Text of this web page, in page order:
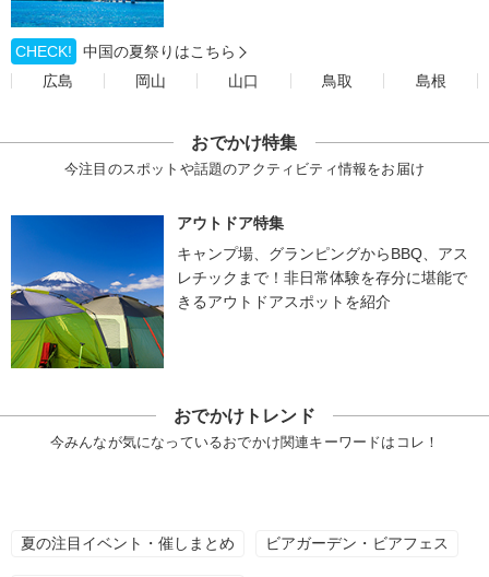
CHECK!
中国の夏祭りはこちら
広島
岡山 山口 鳥取 島根
おでかけ特集
今注目のスポットや話題のアクティビティ情報をお届け
アウトドア特集
キャンプ場、グランピングからBBQ、アス
レチックまで！非日常体験を存分に堪能で
きるアウトドアスポットを紹介
おでかけトレンド
今みんなが気になっているおでかけ関連キーワードはコレ！
夏の注目イベント・催しまとめ ビアガーデン・ビアフェス